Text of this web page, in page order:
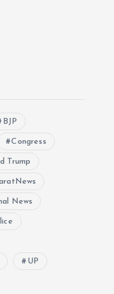
BJP
Congress
Trump
News
UP